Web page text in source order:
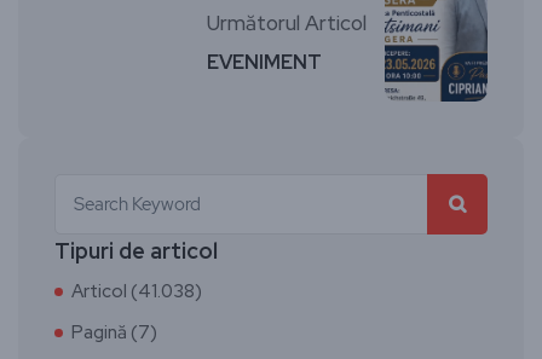
Următorul Articol
EVENIMENT
Tipuri de articol
Articol (41.038)
Pagină (7)